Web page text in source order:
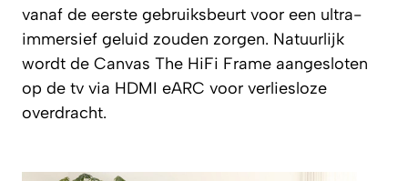
vanaf de eerste gebruiksbeurt voor een ultra-
immersief geluid zouden zorgen. Natuurlijk
wordt de Canvas The HiFi Frame aangesloten
op de tv via HDMI eARC voor verliesloze
overdracht.